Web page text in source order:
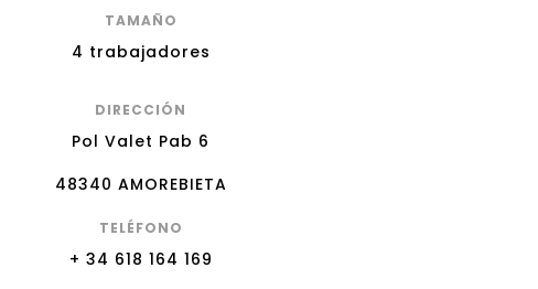
TAMAÑO
4 trabajadores
DIRECCIÓN
Pol Valet Pab 6
48340 AMOREBIETA
TELÉFONO
+ 34 618 164 169